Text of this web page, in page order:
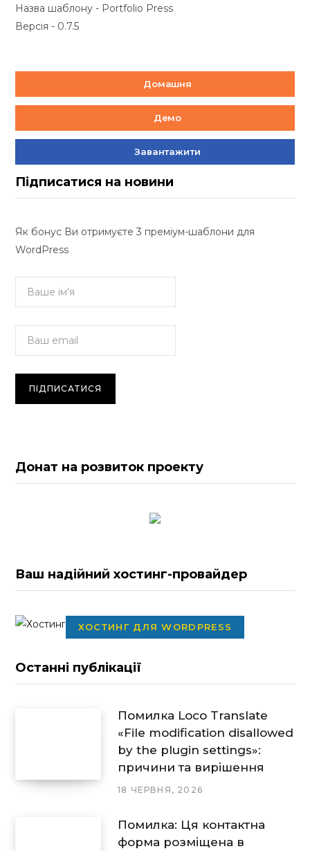
Назва шаблону - Portfolio Press
Версія - 0.7.5
Домашня
Демо
Завантажити
Підписатися на новини
Як бонус Ви отримуєте 3 преміум-шаблони для
WordPress
Донат на розвиток проекту
Ваш надійний хостинг-провайдер
ХОСТИНГ ДЛЯ WORDPRESS
Останні публікації
Помилка Loco Translate
«File modification disallowed
by the plugin settings»:
причини та вирішення
18 ЧЕРВНЯ, 2026
Помилка: Ця контактна
форма розміщена в